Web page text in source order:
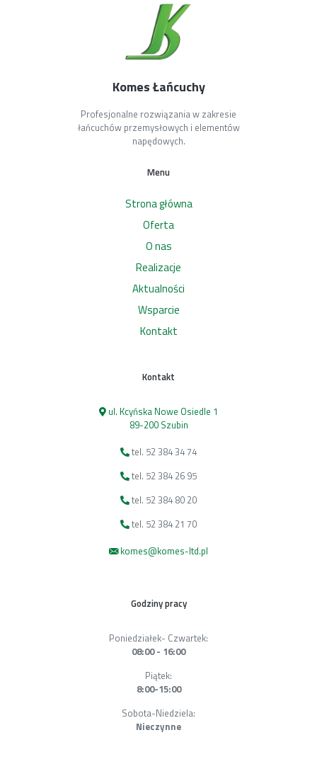
Komes Łańcuchy
Profesjonalne rozwiązania w zakresie
łańcuchów przemysłowych i elementów
napędowych.
Menu
Strona główna
Oferta
O nas
Realizacje
Aktualności
Wsparcie
Kontakt
Kontakt
ul. Kcyńska Nowe Osiedle 1
89-200 Szubin
tel. 52 384 34 74
tel. 52 384 26 95
tel. 52 384 80 20
tel. 52 384 21 70
komes@komes-ltd.pl
Godziny pracy
Poniedziałek- Czwartek:
08:00 - 16:00
Piątek:
8:00-15:00
Sobota-Niedziela:
Nieczynne